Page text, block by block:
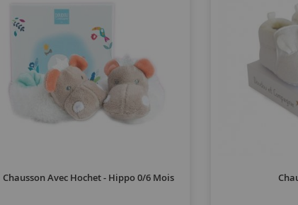
Chausson Avec Hochet - Hippo 0/6 Mois